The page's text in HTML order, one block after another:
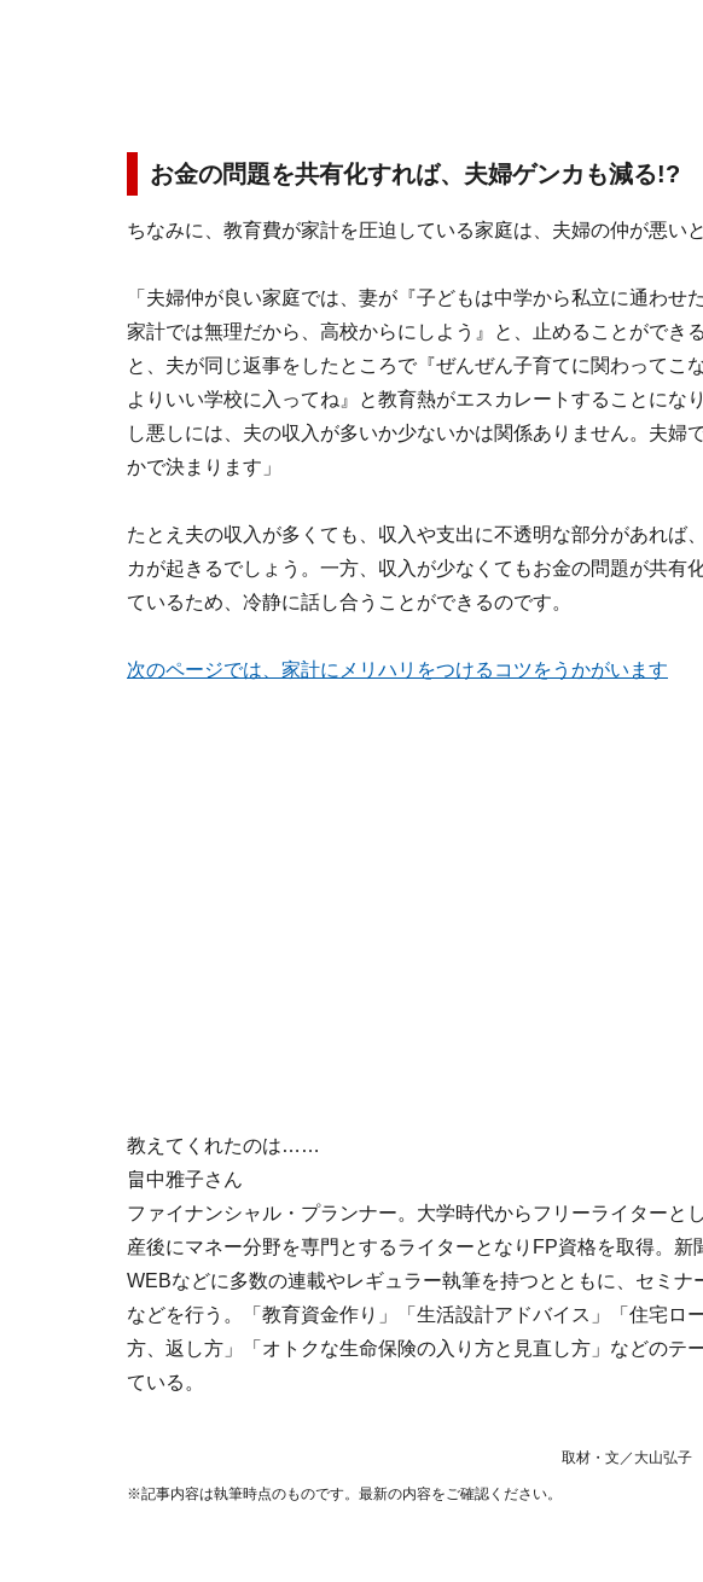
お金の問題を共有化すれば、夫婦ゲンカも減る!?
ちなみに、教育費が家計を圧迫している家庭は、夫婦の仲が悪い
「夫婦仲が良い家庭では、妻が『子どもは中学から私立に通わせ
家計では無理だから、高校からにしよう』と、止めることができ
と、夫が同じ返事をしたところで『ぜんぜん子育てに関わってこ
よりいい学校に入ってね』と教育熱がエスカレートすることにな
し悪しには、夫の収入が多いか少ないかは関係ありません。夫婦
かで決まります」
たとえ夫の収入が多くても、収入や支出に不透明な部分があれば
カが起きるでしょう。一方、収入が少なくてもお金の問題が共有
ているため、冷静に話し合うことができるのです。
次のページでは、家計にメリハリをつけるコツをうかがいます
教えてくれたのは……
畠中雅子さん
ファイナンシャル・プランナー。大学時代からフリーライターと
産後にマネー分野を専門とするライターとなりFP資格を取得。新
WEBなどに多数の連載やレギュラー執筆を持つとともに、セミナ
などを行う。「教育資金作り」「生活設計アドバイス」「住宅ロ
方、返し方」「オトクな生命保険の入り方と見直し方」などのテ
ている。
取材・文／大山弘
※記事内容は執筆時点のものです。最新の内容をご確認ください。